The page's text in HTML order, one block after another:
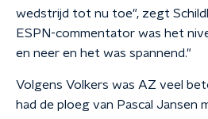
wedstrijd tot nu toe", zegt
ESPN-commentator was het
en neer en het was spannend."
Volgens Volkers was AZ veel
had de ploeg van Pascal Jansen